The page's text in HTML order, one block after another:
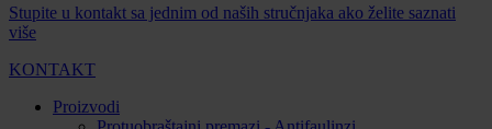
Stupite u kontakt sa jednim od naših stručnjaka ako želite saznati
više
KONTAKT
Proizvodi